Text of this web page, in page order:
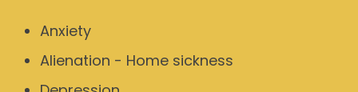
Anxiety
Alienation - Home sickness